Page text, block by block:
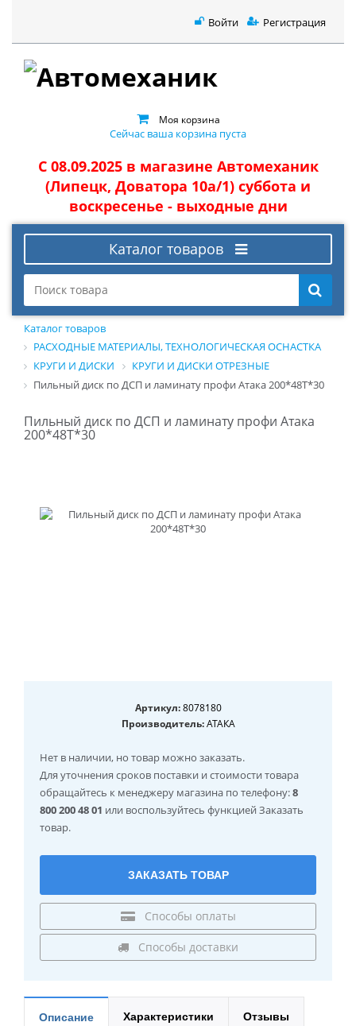
Войти Регистрация
Моя корзина
Сейчас ваша корзина пуста
С 08.09.2025 в магазине Автомеханик
(Липецк, Доватора 10а/1) суббота и
воскресенье - выходные дни
Каталог товаров
Каталог товаров
РАСХОДНЫЕ МАТЕРИАЛЫ, ТЕХНОЛОГИЧЕСКАЯ ОСНАСТКА
КРУГИ И ДИСКИ
КРУГИ И ДИСКИ ОТРЕЗНЫЕ
Пильный диск по ДСП и ламинату профи Атака 200*48T*30
Пильный диск по ДСП и ламинату профи Атака
200*48T*30
Артикул:8078180
Производитель:АТАКА
Нет в наличии, но товар можно заказать.
Для уточнения сроков поставки и стоимости товара
обращайтесь к менеджеру магазина по телефону:8
800 200 48 01 или воспользуйтесь функцией Заказать
товар.
ЗАКАЗАТЬ ТОВАР
Способы оплаты
Способы доставки
Описание Характеристики Отзывы